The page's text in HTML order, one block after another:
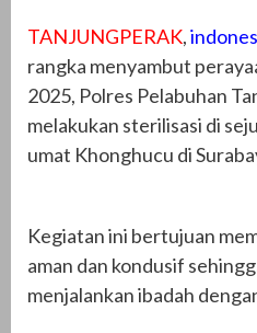
TANJUNGPERAK,
rangka menyambut
2025, Polres Pelabuhan
melakukan sterilisasi di
umat Khonghucu di
Kegiatan ini bertujuan
aman dan kondusif
menjalankan ibadah